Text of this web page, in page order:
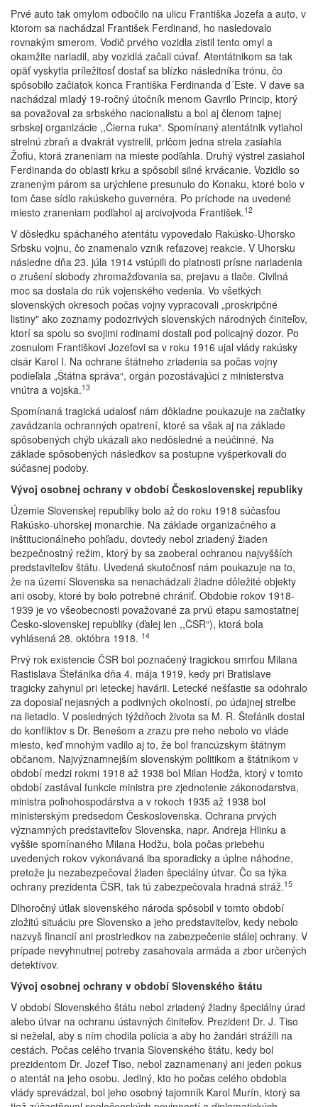
Prvé auto tak omylom odbočilo na ulicu Františka Jozefa a auto, v
ktorom sa nachádzal František Ferdinand, ho nasledovalo
rovnakým smerom. Vodič prvého vozidla zistil tento omyl a
okamžite nariadil, aby vozidlá začali cúvať. Atentátnikom sa tak
opäť vyskytla príležitosť dostať sa blízko následníka trónu, čo
spôsobilo začiatok konca Františka Ferdinanda d´Este. V dave sa
nachádzal mladý 19-ročný útočník menom Gavrilo Princip, ktorý
sa považoval za srbského nacionalistu a bol aj členom tajnej
srbskej organizácie ,,Čierna ruka“. Spomínaný atentátnik vytiahol
strelnú zbraň a dvakrát vystrelil, pričom jedna strela zasiahla
Žofiu, ktorá zraneniam na mieste podľahla. Druhý výstrel zasiahol
Ferdinanda do oblasti krku a spôsobil silné krvácanie. Vozidlo so
zraneným párom sa urýchlene presunulo do Konaku, ktoré bolo v
tom čase sídlo rakúskeho guvernéra. Po príchode na uvedené
miesto zraneniam podľahol aj arcivojvoda František.12
V dôsledku spáchaného atentátu vypovedalo Rakúsko-Uhorsko
Srbsku vojnu, čo znamenalo vznik reťazovej reakcie. V Uhorsku
následne dňa 23. júla 1914 vstúpili do platnosti prísne nariadenia
o zrušení slobody zhromažďovania sa, prejavu a tlače. Civilná
moc sa dostala do rúk vojenského vedenia. Vo všetkých
slovenských okresoch počas vojny vypracovali „proskripčné
listiny" ako zoznamy podozrivých slovenských národných činiteľov,
ktorí sa spolu so svojimi rodinami dostali pod policajný dozor. Po
zosnulom Františkovi Jozefovi sa v roku 1916 ujal vlády rakúsky
cisár Karol I. Na ochrane štátneho zriadenia sa počas vojny
podieľala „Štátna správa“, orgán pozostávajúci z ministerstva
vnútra a vojska.13
Spomínaná tragická udalosť nám dôkladne poukazuje na začiatky
zavádzania ochranných opatrení, ktoré sa však aj na základe
spôsobených chýb ukázali ako nedôsledné a neúčinné. Na
základe spôsobených následkov sa postupne vyšperkovali do
súčasnej podoby.
Vývoj osobnej ochrany v období Československej republiky
Územie Slovenskej republiky bolo až do roku 1918 súčasťou
Rakúsko-uhorskej monarchie. Na základe organizačného a
inštitucionálneho pohľadu, dovtedy nebol zriadený žiaden
bezpečnostný režim, ktorý by sa zaoberal ochranou najvyšších
predstaviteľov štátu. Uvedená skutočnosť nám poukazuje na to,
že na území Slovenska sa nenachádzali žiadne dôležité objekty
ani osoby, ktoré by bolo potrebné chrániť. Obdobie rokov 1918-
1939 je vo všeobecnosti považované za prvú etapu samostatnej
Česko-slovenskej republiky (ďalej len ,,ČSR“), ktorá bola
vyhlásená 28. októbra 1918. 14
Prvý rok existencie ČSR bol poznačený tragickou smrťou Milana
Rastislava Štefánika dňa 4. mája 1919, kedy pri Bratislave
tragicky zahynul pri leteckej havárii. Letecké nešťastie sa odohralo
za doposiaľ nejasných a podivných okolností, po údajnej streľbe
na lietadlo. V posledných týždňoch života sa M. R. Štefánik dostal
do konfliktov s Dr. Benešom a zrazu pre neho nebolo vo vláde
miesto, keď mnohým vadilo aj to, že bol francúzskym štátnym
občanom. Najvýznamnejším slovenským politikom a štátnikom v
období medzi rokmi 1918 až 1938 bol Milan Hodža, ktorý v tomto
období zastával funkcie ministra pre zjednotenie zákonodarstva,
ministra poľnohospodárstva a v rokoch 1935 až 1938 bol
ministerským predsedom Československa. Ochrana prvých
významných predstaviteľov Slovenska, napr. Andreja Hlinku a
vyššie spomínaného Milana Hodžu, bola počas priebehu
uvedených rokov vykonávaná iba sporadicky a úplne náhodne,
pretože ju nezabezpečoval žiaden špeciálny útvar. Čo sa týka
ochrany prezidenta ČSR, tak tú zabezpečovala hradná stráž.15
Dlhoročný útlak slovenského národa spôsobil v tomto období
zložitú situáciu pre Slovensko a jeho predstaviteľov, kedy nebolo
nazvyš financií ani prostriedkov na zabezpečenie stálej ochrany. V
prípade nevyhnutnej potreby zasahovala armáda a zbor určených
detektívov.
Vývoj osobnej ochrany v období Slovenského štátu
V období Slovenského štátu nebol zriadený žiadny špeciálny úrad
alebo útvar na ochranu ústavných činiteľov. Prezident Dr. J. Tiso
si neželal, aby s ním chodila polícia a aby ho žandári strážili na
cestách. Počas celého trvania Slovenského štátu, kedy bol
prezidentom Dr. Jozef Tiso, nebol zaznamenaný ani jeden pokus
o atentát na jeho osobu. Jediný, kto ho počas celého obdobia
vlády sprevádzal, bol jeho osobný tajomník Karol Murín, ktorý sa